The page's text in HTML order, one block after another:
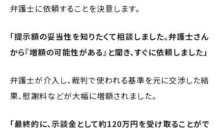
弁護士に依頼することを決意します。
「提示額の妥当性を知りたくて相談しました。弁護士さん
から『増額の可能性がある』と聞き、すぐに依頼しました」
弁護士が介入し、裁判で使われる基準を元に交渉した結
果、慰謝料などが大幅に増額されました。
「最終的に、示談金として約120万円を受け取ることがで